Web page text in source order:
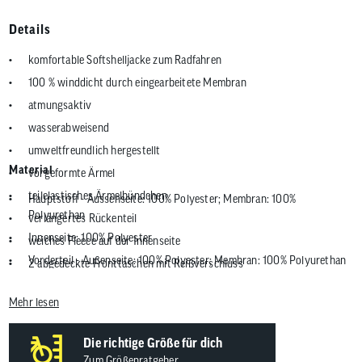
Details
komfortable Softshelljacke zum Radfahren
100 % winddicht durch eingearbeitete Membran
atmungsaktiv
wasserabweisend
umweltfreundlich hergestellt
vorgeformte Ärmel
teilelastisches Ärmelbündchen
verlängertes Rückenteil
weiches Fleece auf der Innenseite
2 abgedeckte Fronttaschen mit Reißverschluss
Kordelzug im Saum durch die Taschen regulierbar
regular fit
Material
Hauptstoff - Aussenseite: 100% Polyester; Membran: 100%
Polyurethan
Innenseite: 100% Polyester
Vorderteil - Außenseite: 100% Polyester; Membran: 100% Polyurethan
Mehr lesen
Die richtige Größe für dich